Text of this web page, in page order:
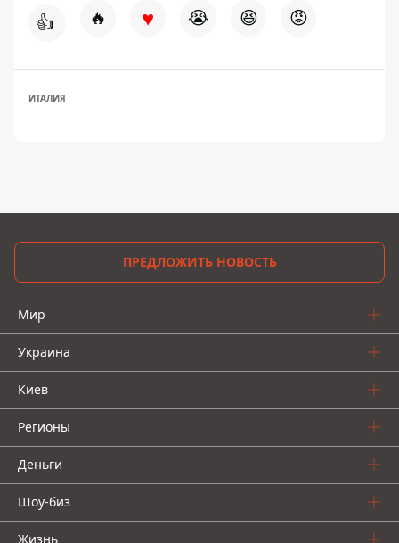
👍 🔥 ♥ 😭 😆 😡
ИТАЛИЯ
ПРЕДЛОЖИТЬ НОВОСТЬ
Мир
Украина
Киев
Регионы
Деньги
Шоу-биз
Жизнь